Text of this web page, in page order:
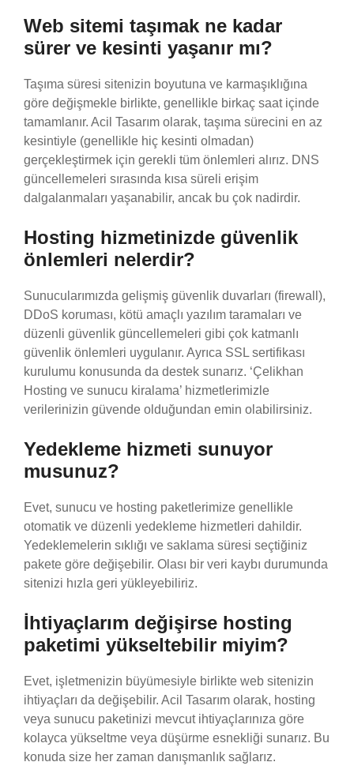
Web sitemi taşımak ne kadar
sürer ve kesinti yaşanır mı?
Taşıma süresi sitenizin boyutuna ve karmaşıklığına
göre değişmekle birlikte, genellikle birkaç saat içinde
tamamlanır. Acil Tasarım olarak, taşıma sürecini en az
kesintiyle (genellikle hiç kesinti olmadan)
gerçekleştirmek için gerekli tüm önlemleri alırız. DNS
güncellemeleri sırasında kısa süreli erişim
dalgalanmaları yaşanabilir, ancak bu çok nadirdir.
Hosting hizmetinizde güvenlik
önlemleri nelerdir?
Sunucularımızda gelişmiş güvenlik duvarları (firewall),
DDoS koruması, kötü amaçlı yazılım taramaları ve
düzenli güvenlik güncellemeleri gibi çok katmanlı
güvenlik önlemleri uygulanır. Ayrıca SSL sertifikası
kurulumu konusunda da destek sunarız. ‘Çelikhan
Hosting ve sunucu kiralama’ hizmetlerimizle
verilerinizin güvende olduğundan emin olabilirsiniz.
Yedekleme hizmeti sunuyor
musunuz?
Evet, sunucu ve hosting paketlerimize genellikle
otomatik ve düzenli yedekleme hizmetleri dahildir.
Yedeklemelerin sıklığı ve saklama süresi seçtiğiniz
pakete göre değişebilir. Olası bir veri kaybı durumunda
sitenizi hızla geri yükleyebiliriz.
İhtiyaçlarım değişirse hosting
paketimi yükseltebilir miyim?
Evet, işletmenizin büyümesiyle birlikte web sitenizin
ihtiyaçları da değişebilir. Acil Tasarım olarak, hosting
veya sunucu paketinizi mevcut ihtiyaçlarınıza göre
kolayca yükseltme veya düşürme esnekliği sunarız. Bu
konuda size her zaman danışmanlık sağlarız.